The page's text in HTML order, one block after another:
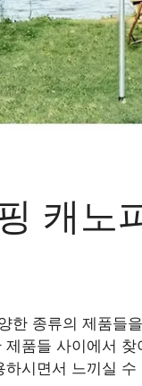
캐노
한 종류의 제품들
품들 사이에서 찾
시면서 느끼실 수